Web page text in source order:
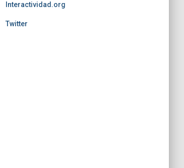
Interactividad.org
Twitter